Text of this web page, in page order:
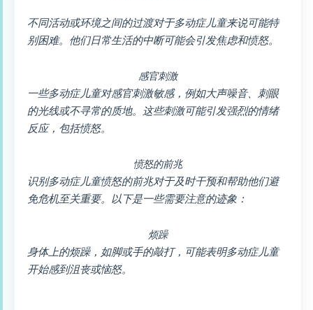
不同活动或环境之间的过渡对于多动症儿童来说可能特
别困难。他们日常生活的中断可能会引发焦虑和愤怒。
感官刺激
一些多动症儿童对感官刺激敏感，例如大声噪音、刺眼
的光线或不寻常的质地。这些刺激可能引发强烈的情绪
反应，包括愤怒。
愤怒的前兆
识别多动症儿童愤怒的前兆对于及时干预和帮助他们避
免危机至关重要。以下是一些需要注意的迹象：
烦躁
身体上的烦躁，如脚或手的敲打，可能表明多动症儿童
开始感到沮丧或恼怒。